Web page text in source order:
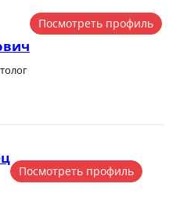
Посмотреть профиль
Посмотреть профиль